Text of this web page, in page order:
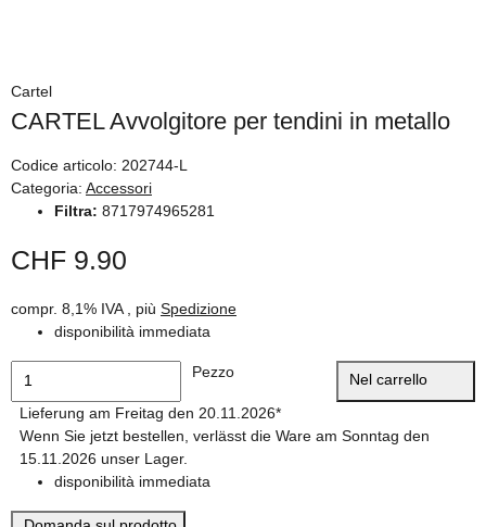
Cartel
CARTEL Avvolgitore per tendini in metallo
Codice articolo: 202744-L
Categoria: Accessori
Filtra: 8717974965281
CHF 9.90
compr. 8,1% IVA , più Spedizione
disponibilità immediata
Pezzo
Nel carrello
Lieferung am Freitag den 20.11.2026*
Wenn Sie jetzt bestellen, verlässt die Ware am Sonntag den
15.11.2026 unser Lager.
disponibilità immediata